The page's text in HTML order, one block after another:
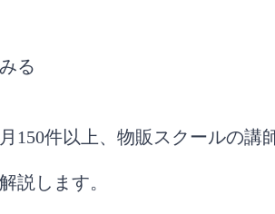
る
150件以上、物販スクールの講
説します。